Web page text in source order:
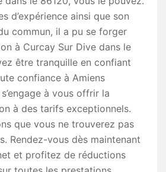
d’expérience ainsi que son
commun, il a pu se forger
à Curcay Sur Dive dans le
être tranquille en confiant
confiance à Amiens
à vous offrir la
à des tarifs exceptionnels.
que vous ne trouverez pas
Rendez-vous dès maintenant
et profitez de réductions